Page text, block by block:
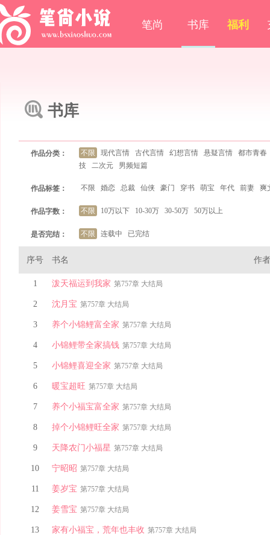
笔尚 书库 福利
书库
作品分类： 不限 现代言情 古代言情 幻想言情 悬疑言情
都市青春
技
二次元 男频短篇
作品标签： 不限 婚恋 总裁 仙侠 豪门 穿书 萌宝 年代 前妻 爽
作品字数： 不限 10万以下 10-30万 30-50万 50万以上
是否完结： 不限 连载中 已完结
序号 书名 作者
1 泼天福运到我家 第757章 大结局
2 沈月宝 第757章 大结局
3 养个小锦鲤富全家 第757章 大结局
4 小锦鲤带全家搞钱 第757章 大结局
5 小锦鲤喜迎全家 第757章 大结局
6 暖宝超旺 第757章 大结局
7 养个小福宝富全家 第757章 大结局
8 掉个小锦鲤旺全家 第757章 大结局
9 天降农门小福星 第757章 大结局
10 宁昭昭 第757章 大结局
11 姜岁宝 第757章 大结局
12 姜雪宝 第757章 大结局
13 家有小福宝，荒年也丰收 第757章 大结局